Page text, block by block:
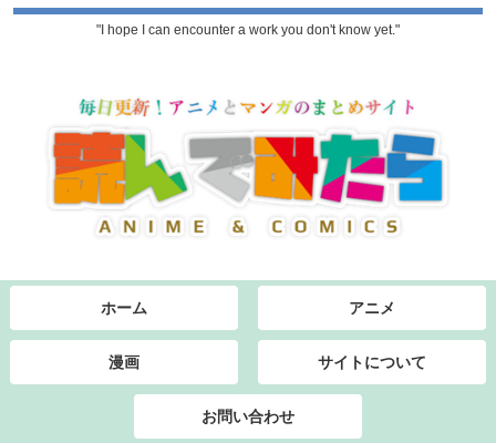
"I hope I can encounter a work you don't know yet."
ホーム アニメ
漫画 サイトについて
お問い合わせ